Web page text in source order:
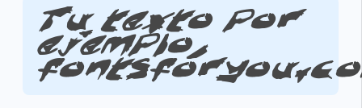
Tu texto por
ejemplo,